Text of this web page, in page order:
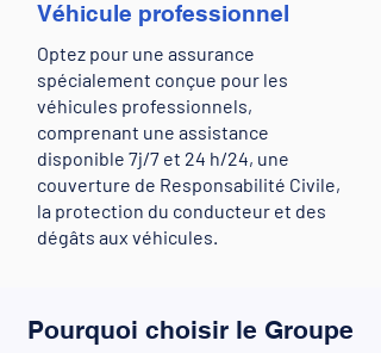
Véhicule professionnel
Optez pour une assurance
spécialement conçue pour les
véhicules professionnels,
comprenant une assistance
disponible 7j/7 et 24 h/24, une
couverture de Responsabilité Civile,
la protection du conducteur et des
dégâts aux véhicules.
Pourquoi choisir le Groupe